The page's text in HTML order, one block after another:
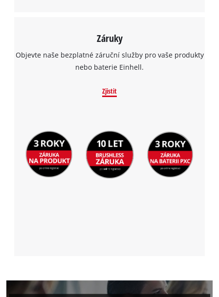
Záruky
Objevte naše bezplatné záruční služby pro vaše produkty
nebo baterie Einhell.
Zjistit